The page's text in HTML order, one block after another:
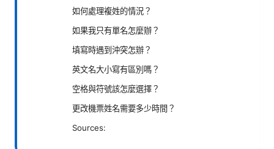
如何處理複姓的情況？
如果我只有單名怎麼辦？
填寫時遇到沖突怎辦？
英文名大小寫有區別嗎？
空格與符號該怎麼選擇？
更改機票姓名需要多少時間？
Sources: